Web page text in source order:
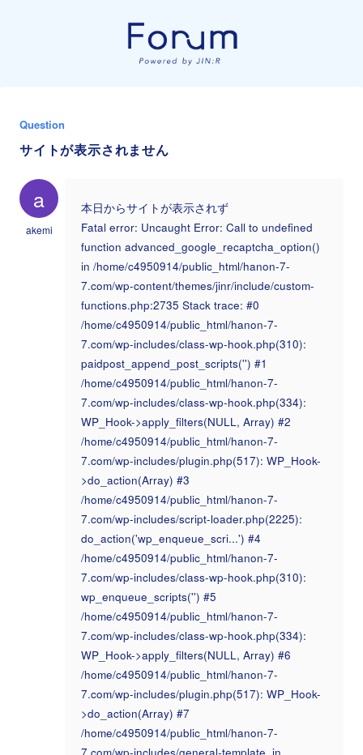
Question
サイトが表示されません
a
akemi
本日からサイトが表示されず
Fatal error: Uncaught Error: Call to undefined
function advanced_google_recaptcha_option()
in /home/c4950914/public_html/hanon-7-
7.com/wp-content/themes/jinr/include/custom-
functions.php:2735 Stack trace: #0
/home/c4950914/public_html/hanon-7-
7.com/wp-includes/class-wp-hook.php(310):
paidpost_append_post_scripts('') #1
/home/c4950914/public_html/hanon-7-
7.com/wp-includes/class-wp-hook.php(334):
WP_Hook->apply_filters(NULL, Array) #2
/home/c4950914/public_html/hanon-7-
7.com/wp-includes/plugin.php(517): WP_Hook-
>do_action(Array) #3
/home/c4950914/public_html/hanon-7-
7.com/wp-includes/script-loader.php(2225):
do_action('wp_enqueue_scri...') #4
/home/c4950914/public_html/hanon-7-
7.com/wp-includes/class-wp-hook.php(310):
wp_enqueue_scripts('') #5
/home/c4950914/public_html/hanon-7-
7.com/wp-includes/class-wp-hook.php(334):
WP_Hook->apply_filters(NULL, Array) #6
/home/c4950914/public_html/hanon-7-
7.com/wp-includes/plugin.php(517): WP_Hook-
>do_action(Array) #7
/home/c4950914/public_html/hanon-7-
7.com/wp-includes/general-template. in